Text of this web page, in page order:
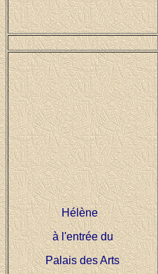
Hélène
à l'entrée du
Palais des Arts